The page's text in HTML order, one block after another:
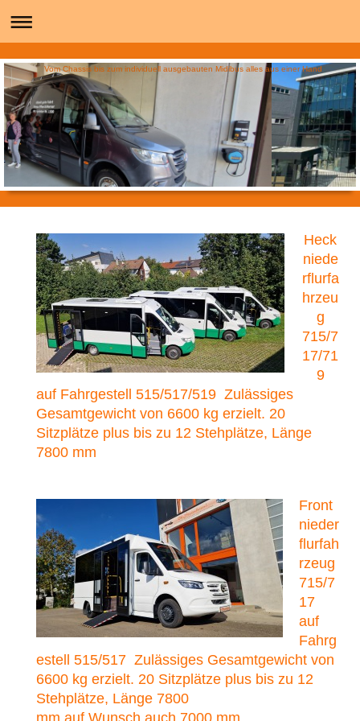
Vom Chassis bis zum individuell ausgebauten Midibus alles aus einer Hand
Heck
niede
rflurfa
hrzeu
g
715/7
17/71
9
auf Fahrgestell 515/517/519 Zulässiges
Gesamtgewicht von 6600 kg erzielt. 20
Sitzplätze plus bis zu 12 Stehplätze, Länge
7800 mm
Front
nieder
flurfah
rzeug
715/7
17
auf
Fahrg
estell 515/517 Zulässiges Gesamtgewicht von
6600 kg erzielt. 20 Sitzplätze plus bis zu 12
Stehplätze, Länge 7800
mm auf Wunsch auch 7000 mm